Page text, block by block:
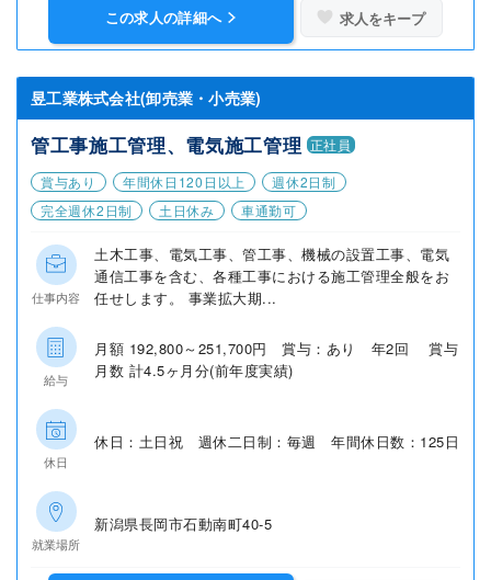
この求人の詳細へ 求人をキープ
昱工業株式会社(卸売業・小売業)
管工事施工管理、電気施工管理 正社員
賞与あり
年間休日120日以上
週休2日制
完全週休2日制
土日休み 車通勤可
仕事内容
土木工事、電気工事、管工事、機械の設置工事、電気
通信工事を含む、各種工事における施工管理全般をお
任せします。 事業拡大期...
給与
月額 192,800～251,700円 賞与：あり 年2回 賞与
月数 計4.5ヶ月分(前年度実績)
休日
休日：土日祝 週休二日制：毎週 年間休日数：125日
就業場所
新潟県長岡市石動南町40-5